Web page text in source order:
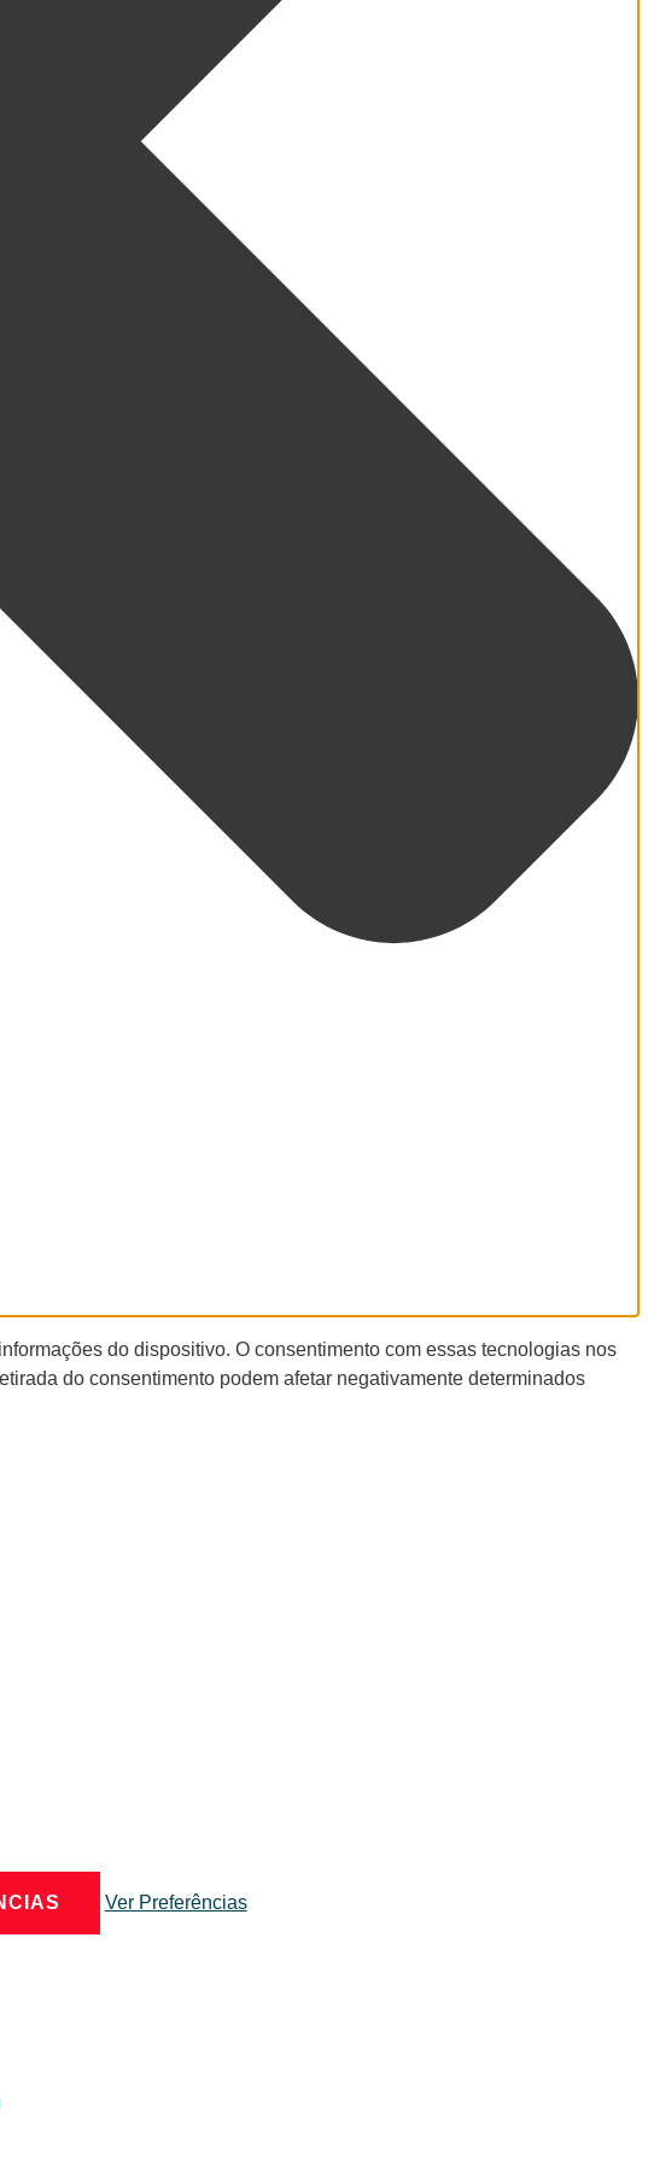
do dispositivo. O consentimento com essas tecnologias nos
do consentimento podem afetar negativamente determinados
Ver Preferências